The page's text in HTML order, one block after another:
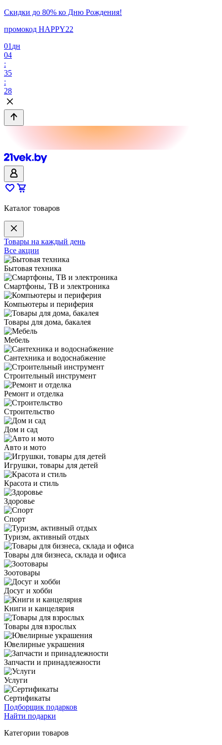
Скидки до 80% ко Дню Рождения!
промокод HAPPY22
01 дн
04
:
35
:
28
Каталог товаров
Товары на каждый день
Все акции
Бытовая техника
Смартфоны, ТВ и электроника
Компьютеры и периферия
Товары для дома, бакалея
Мебель
Сантехника и водоснабжение
Строительный инструмент
Ремонт и отделка
Строительство
Дом и сад
Авто и мото
Игрушки, товары для детей
Красота и стиль
Здоровье
Спорт
Туризм, активный отдых
Товары для бизнеса, склада и офиса
Зоотовары
Досуг и хобби
Книги и канцелярия
Товары для взрослых
Ювелирные украшения
Запчасти и принадлежности
Услуги
Сертификаты
Подборщик подарков
Найти подарки
Категории товаров